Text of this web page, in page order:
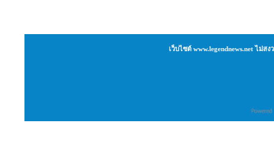
เว็บไซต์ www.legendnews.net ไม่